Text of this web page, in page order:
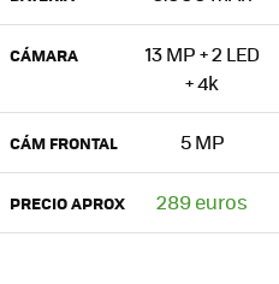
CÁMARA
13 MP + 2 LED
+ 4k
CÁM FRONTAL 5 MP
PRECIO APROX 289 euros